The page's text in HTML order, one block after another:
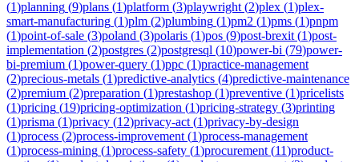
(1)planning (9)plans (1)platform (3)playwright (2)plex (1)plex-
smart-manufacturing (1)plm (2)plumbing (1)pm2 (1)pms (1)pnpm
(1)point-of-sale (3)poland (3)polaris (1)pos (9)post-brexit (1)post-
implementation (2)postgres (2)postgresql (10)power-bi (79)power-
bi-premium (1)power-query (1)ppc (1)practice-management
(2)precious-metals (1)predictive-analytics (4)predictive-maintenance
(2)premium (2)preparation (1)prestashop (1)preventive (1)pricelists
(1)pricing (19)pricing-optimization (1)pricing-strategy (3)printing
(1)prisma (1)privacy (12)privacy-act (1)privacy-by-design
(1)process (2)process-improvement (1)process-management
(1)process-mining (1)process-safety (1)procurement (11)product-